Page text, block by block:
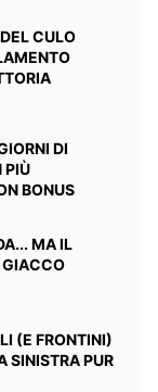
CULO
DI
PIÙ
BONUS
MA IL
GIACCO
(E FRONTINI)
SINISTRA PUR